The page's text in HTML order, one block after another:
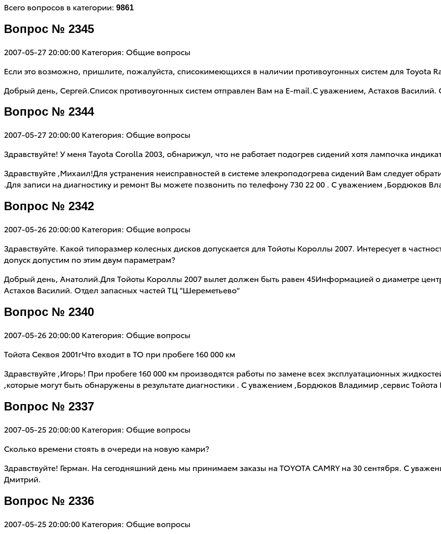
Всего вопросов в категории: 9861
Вопрос № 2345
2007-05-27 20:00:00 Категория: Общие вопросы
Если это возможно, пришлите, пожалуйста, списокимеющихся в наличии противоугонных систем для Toyota
Добрый день, Сергей.Список противоугонных систем отправлен Вам на E-mail.С уважением, Астахов
Вопрос № 2344
2007-05-27 20:00:00 Категория: Общие вопросы
Здравствуйте! У меня Tayota Сorolla 2003, обнарижул, что не работает подогрев сидений хотя лампочка
Здравствуйте ,Михаил!Для устранения неисправностей в системе элекроподогрева сидений Вам следует
.Для записи на диагностику и ремонт Вы можете позвонить по телефону 730 22 00 . С уважением ,Бордюков
Вопрос № 2342
2007-05-26 20:00:00 Категория: Общие вопросы
Здравствуйте. Какой типоразмер колесных дисков допускается для Тойоты Короллы 2007. Интересует в
допуск допустим по этим двум параметрам?
Добрый день, Анатолий.Для Тойоты Короллы 2007 вылет должен быть равен 45Информацией о диаметре
Астахов Василий. Отдел запасных частей ТЦ "Шереметьево"
Вопрос № 2340
2007-05-26 20:00:00 Категория: Общие вопросы
Тойота Секвоя 2001гЧто входит в ТО при пробеге 160 000 км
Здравствуйте ,Игорь! При пробеге 160 000 км производятся работы по замене всех эксплуатационных
,которые могут быть обнаружены в результате диагностики . С уважением ,Бордюков Владимир ,сервис
Вопрос № 2337
2007-05-25 20:00:00 Категория: Общие вопросы
Сколько времени стоять в очереди на новую камри?
Здравствуйте! Герман. На сегодняшний день мы принимаем заказы на TOYOTA CAMRY на 30 сентября. С
Дмитрий.
Вопрос № 2336
2007-05-25 20:00:00 Категория: Общие вопросы